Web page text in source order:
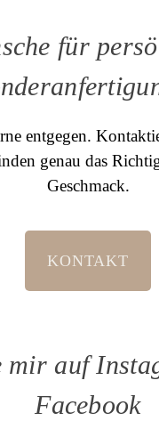
für
entgegen.
genau das
Geschmack.
KONTAKT
mir auf
Facebook